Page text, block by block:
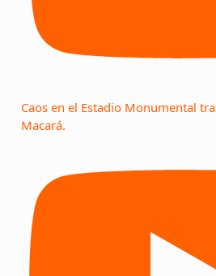
Caos en el Estadio Monumental
Macará.